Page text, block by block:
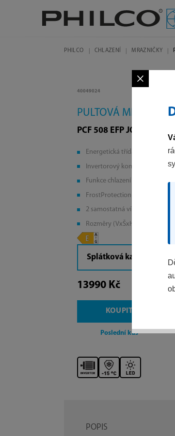
PHILCO CHLAZENÍ MRAZNIČKY
40049024
PULTOVÁ
PCF 508 EFP JOKER
Energetická třída E
Invertorový kompresor
Funkce chlazení
FrostProtection
2 samostatná víka
Rozměry (VxŠxH): 86x153x73,5
Splátková kalkulačka
13990 Kč
KOUPIT
Poslední kus
POPIS
×